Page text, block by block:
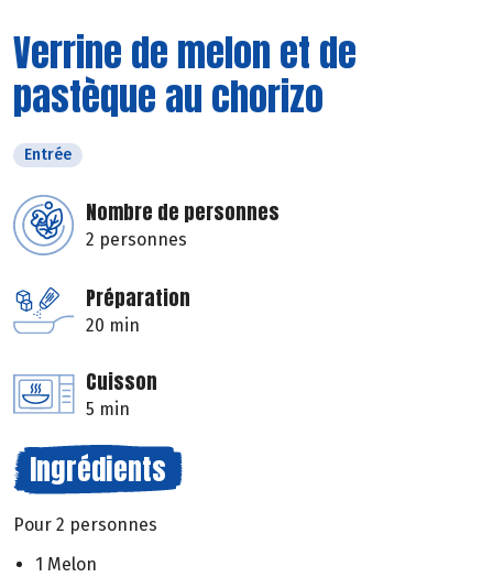
Verrine de melon et de
pastèque au chorizo
Entrée
Nombre de personnes
2 personnes
Préparation
20 min
Cuisson
5 min
Ingrédients
Pour 2 personnes
1 Melon